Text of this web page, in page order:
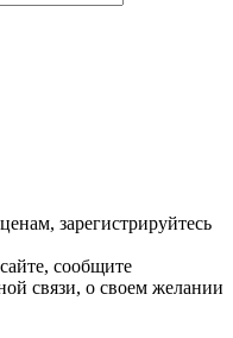
зарегистрируйтесь
сообщите
связи, о своем желании